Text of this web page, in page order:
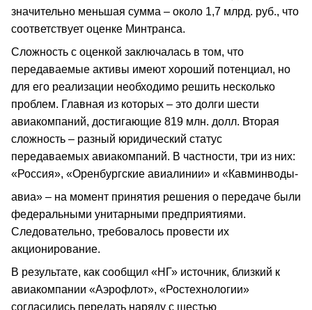
значительно меньшая сумма – около 1,7 млрд. руб., что
соответствует оценке Минтранса.
Сложность с оценкой заключалась в том, что
передаваемые активы имеют хороший потенциал, но
для его реализации необходимо решить несколько
проблем. Главная из которых – это долги шести
авиакомпаний, достигающие 819 млн. долл. Вторая
сложность – разный юридический статус
передаваемых авиакомпаний. В частности, три из них:
«Россия», «Оренбургские авиалинии» и «Кавминводы-
авиа» – на момент принятия решения о передаче были
федеральными унитарными предприятиями.
Следовательно, требовалось провести их
акционирование.
В результате, как сообщил «НГ» источник, близкий к
авиакомпании «Аэрофлот», «Ростехнологии»
согласились передать наряду с шестью